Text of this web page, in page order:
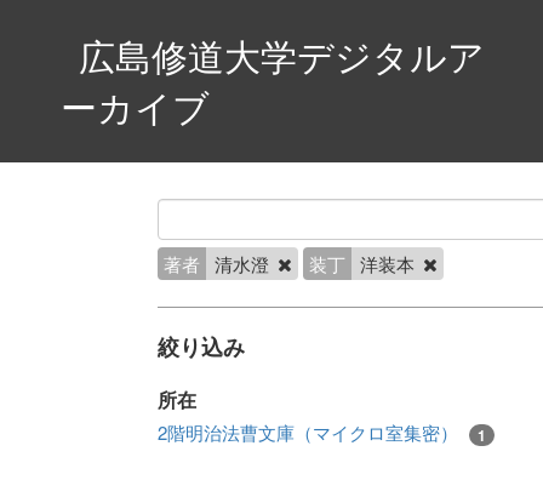
広島修道大学デジタルア
ーカイブ
著者 清水澄 装丁 洋装本
絞り込み
所在
2階明治法曹文庫（マイクロ室集密） 1